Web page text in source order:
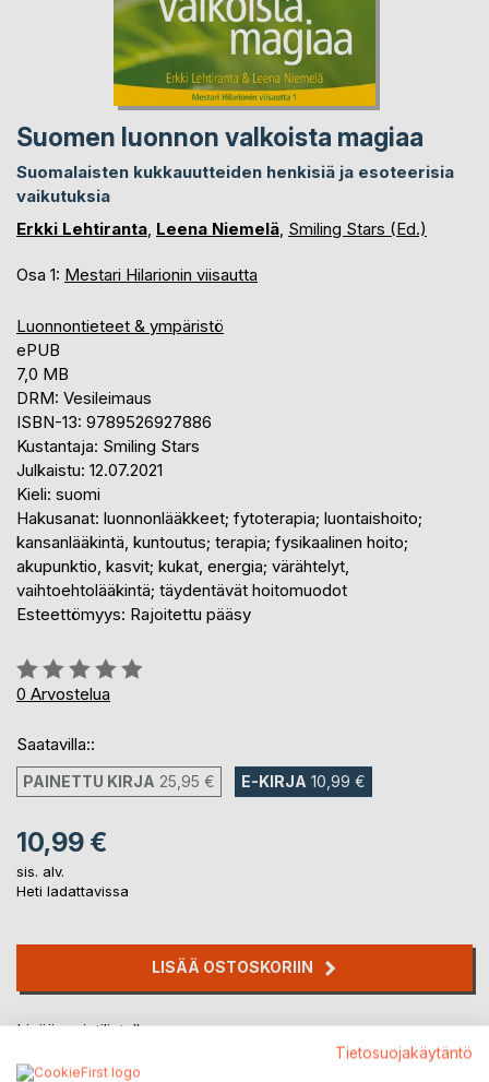
Suomen luonnon valkoista magiaa
Suomalaisten kukkauutteiden henkisiä ja esoteerisia
vaikutuksia
Erkki Lehtiranta, Leena Niemelä, Smiling Stars (Ed.)
Osa 1: Mestari Hilarionin viisautta
Luonnontieteet & ympäristö
ePUB
7,0 MB
DRM: Vesileimaus
ISBN-13: 9789526927886
Kustantaja: Smiling Stars
Julkaistu: 12.07.2021
Kieli: suomi
Hakusanat: luonnonlääkkeet; fytoterapia; luontaishoito;
kansanlääkintä, kuntoutus; terapia; fysikaalinen hoito;
akupunktio, kasvit; kukat, energia; värähtelyt,
vaihtoehtolääkintä; täydentävät hoitomuodot
Esteettömyys: Rajoitettu pääsy
Arvostelu::
0%
0 Arvostelua
Saatavilla::
PAINETTU KIRJA 25,95 € E-KIRJA 10,99 €
10,99 €
sis. alv.
Heti ladattavissa
LISÄÄ OSTOSKORIIN
Lisää muistilistalle
Tietosuojakäytäntö